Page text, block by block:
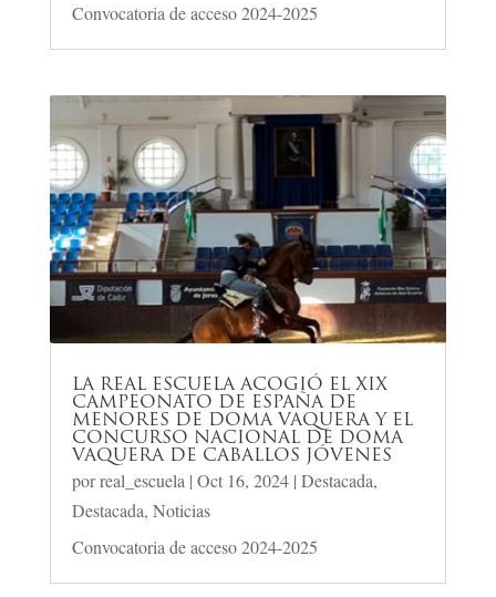
Convocatoria de acceso 2024-2025
LA REAL ESCUELA ACOGIÓ EL XIX
CAMPEONATO DE ESPAÑA DE
MENORES DE DOMA VAQUERA Y EL
CONCURSO NACIONAL DE DOMA
VAQUERA DE CABALLOS JÓVENES
porreal_escuela| Oct 16, 2024| Destacada,
Destacada, Noticias
Convocatoria de acceso 2024-2025